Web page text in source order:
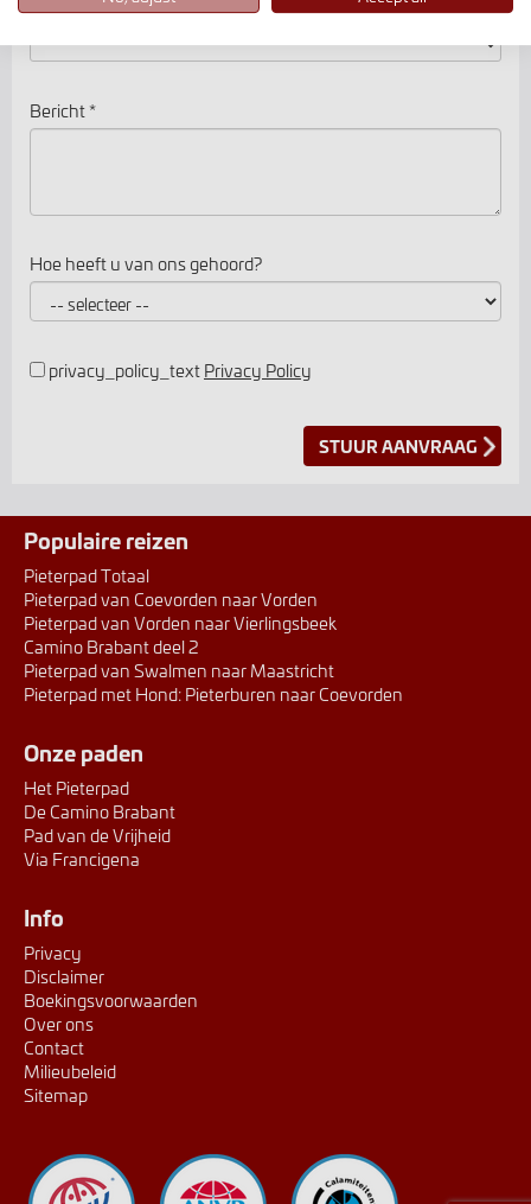
Land
Bericht *
Hoe heeft u van ons gehoord?
privacy_policy_textPrivacy Policy
Populaire reizen
Pieterpad Totaal
Pieterpad van Coevorden naar Vorden
Pieterpad van Vorden naar Vierlingsbeek
Camino Brabant deel 2
Pieterpad van Swalmen naar Maastricht
Pieterpad met Hond: Pieterburen naar Coevorden
Onze paden
Het Pieterpad
De Camino Brabant
Pad van de Vrijheid
Via Francigena
Info
Privacy
Disclaimer
Boekingsvoorwaarden
Over ons
Contact
Milieubeleid
Sitemap